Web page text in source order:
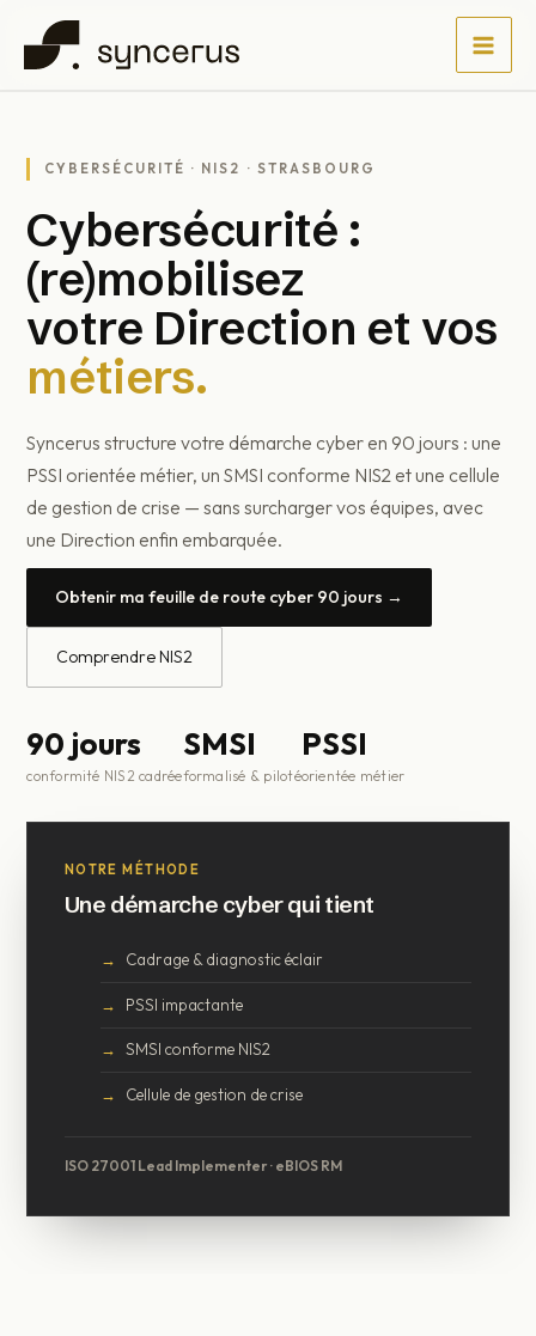
CYBERSÉCURITÉ · NIS2 · STRASBOURG
Cybersécurité :
(re)mobilisez
votre Direction et vos
métiers.
Syncerus structure votre démarche cyber en 90 jours : une
PSSI orientée métier, un SMSI conforme NIS2 et une cellule
de gestion de crise — sans surcharger vos équipes, avec
une Direction enfin embarquée.
Obtenir ma feuille de route cyber 90 jours →
Comprendre NIS2
90 jours
conformité NIS2 cadrée
SMSI
formalisé & piloté
PSSI
orientée métier
NOTRE MÉTHODE
Une démarche cyber qui tient
Cadrage & diagnostic éclair
PSSI impactante
SMSI conforme NIS2
Cellule de gestion de crise
ISO 27001 Lead Implementer · eBIOS RM